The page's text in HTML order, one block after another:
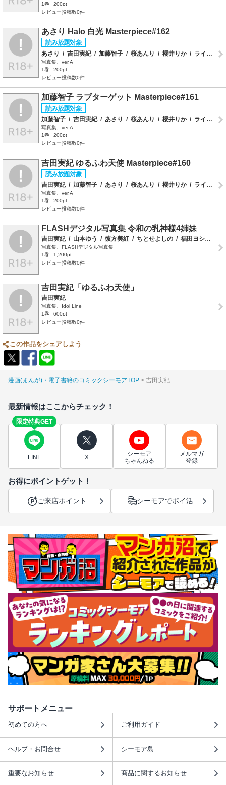
1巻
200pt
レビュー投稿数0件
あさり Halo 白光 Masterpiece#162
あさり / 吉田実紀 / 加藤智子 / 桜あんり / 櫻井りか / ラインコミュニケーションズ
写真集、ver.A
1巻
200pt
レビュー投稿数0件
加藤智子 ラブターゲット Masterpiece#161
加藤智子 / 吉田実紀 / あさり / 桜あんり / 櫻井りか / ラインコミュニケーションズ
写真集、ver.A
1巻
200pt
レビュー投稿数0件
吉田実紀 ゆるふわ天使 Masterpiece#160
吉田実紀 / 加藤智子 / あさり / 桜あんり / 櫻井りか / ラインコミュニケーションズ
写真集、ver.A
1巻
200pt
レビュー投稿数0件
FLASHデジタル写真集 令和の乳神様4姉妹
吉田実紀 / 山本ゆう / 彼方美紅 / ちとせよしの / 福田ヨシツグ
写真集、FLASHデジタル写真集
1巻
1,200pt
レビュー投稿数0件
吉田実紀「ゆるふわ天使」
吉田実紀
写真集、Idol Line
1巻
600pt
レビュー投稿数0件
この作品をシェアしよう
漫画(まんが)・電子書籍のコミックシーモアTOP 吉田実紀
最新情報はここからチェック！
限定特典GET
LINE X
シーモア
ちゃんねる
メルマガ
登録
お得にポイントゲット！
ご来店ポイント シーモアでポイ活
サポートメニュー
初めての方へ ご利用ガイド
ヘルプ・お問合せ シーモア島
重要なお知らせ 商品に関するお知らせ